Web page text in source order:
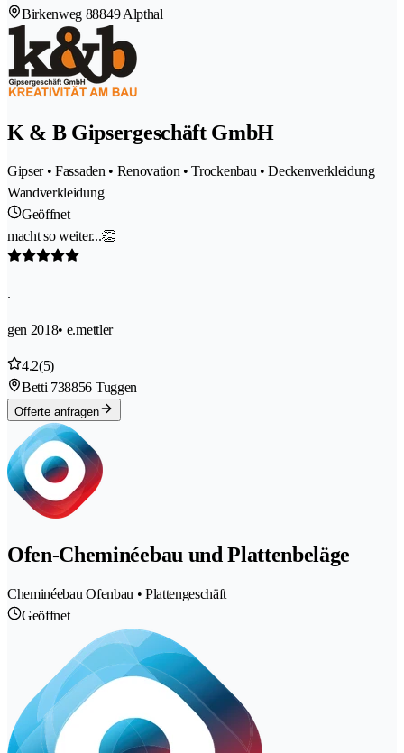
Birkenweg 88849 Alpthal
K & B Gipsergeschäft GmbH
Gipser • Fassaden • Renovation • Trockenbau • Deckenverkleidung
Wandverkleidung
Geöffnet
macht so weiter...👏
.
gen 2018• e.mettler
4.2(5)
Betti 738856 Tuggen
Offerte anfragen
Ofen-Cheminéebau und Plattenbeläge
Cheminéebau Ofenbau • Plattengeschäft
Geöffnet